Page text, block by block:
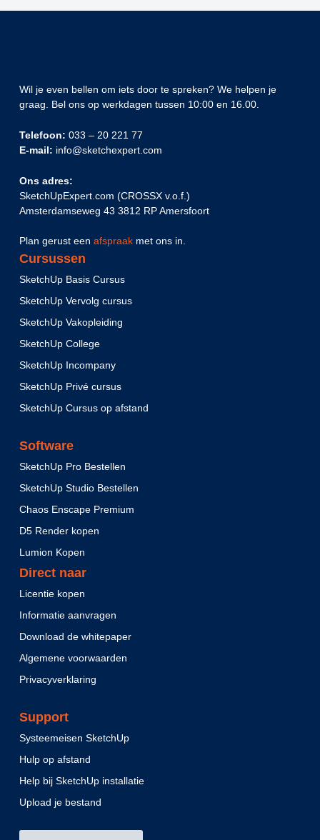
Wil je even bellen om iets door te spreken? We helpen je
graag. Bel ons op werkdagen tussen 10:00 en 16.00.
Telefoon: 033 – 20 221 77
E-mail: info@sketchexpert.com
Ons adres:
SketchUpExpert.com (CROSSX v.o.f.)
Amsterdamseweg 43 3812 RP Amersfoort
Plan gerust een afspraakmet ons in.
Cursussen
SketchUp Basis Cursus
SketchUp Vervolg cursus
SketchUp Vakopleiding
SketchUp College
SketchUp Incompany
SketchUp Privé cursus
SketchUp Cursus op afstand
Software
SketchUp Pro Bestellen
SketchUp Studio Bestellen
Chaos Enscape Premium
D5 Render kopen
Lumion Kopen
Direct naar
Licentie kopen
Informatie aanvragen
Download de whitepaper
Algemene voorwaarden
Privacyverklaring
Support
Systeemeisen SketchUp
Hulp op afstand
Help bij SketchUp installatie
Upload je bestand